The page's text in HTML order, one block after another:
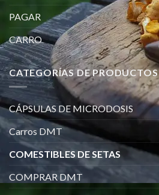
PAGAR
CARRO
CATEGORÍAS DE PRODUCTOS
CÁPSULAS DE MICRODOSIS
Carros DMT
COMESTIBLES DE SETAS
COMPRAR DMT